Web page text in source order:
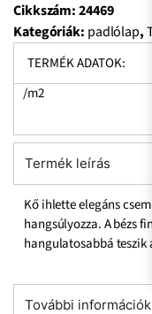
Cikkszám:24469
Kategóriák: padlólap,
TERMÉK ADATOK:
/m2
Termék leírás
Kő ihlette elegáns
hangsúlyozza. A bézs
hangulatosabbá teszik
További információk